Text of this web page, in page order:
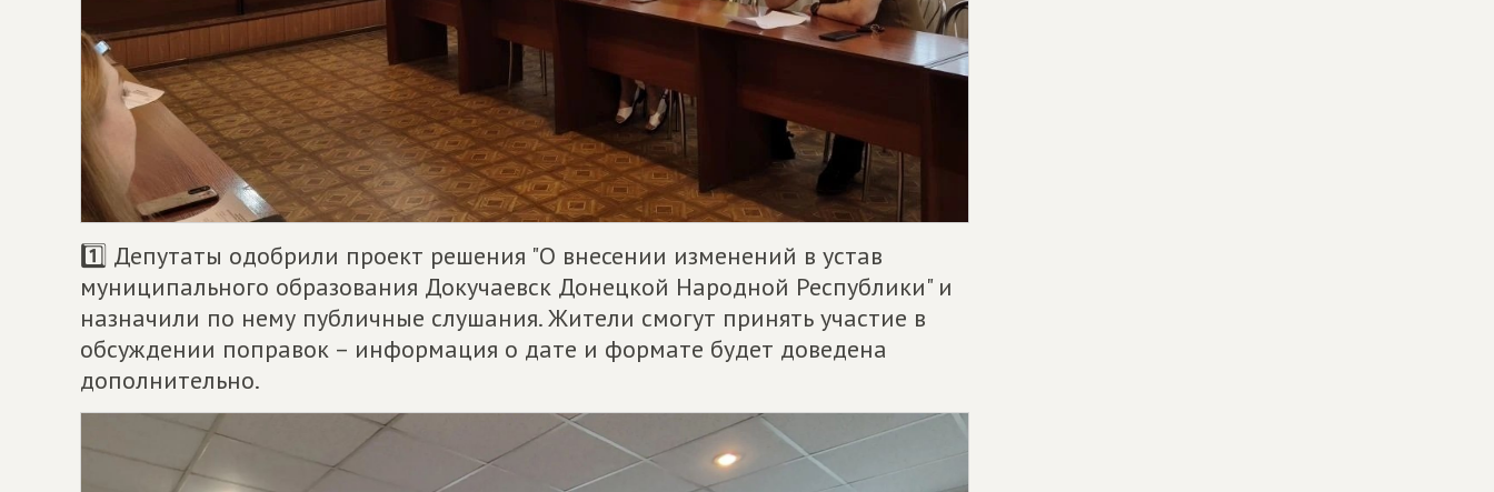
1️⃣ Депутаты одобрили проект решения "О внесении изменений в устав
муниципального образования Докучаевск Донецкой Народной Республики" и
назначили по нему публичные слушания. Жители смогут принять участие в
обсуждении поправок – информация о дате и формате будет доведена
дополнительно.